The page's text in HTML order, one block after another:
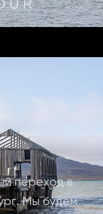
переход в
Мы будем